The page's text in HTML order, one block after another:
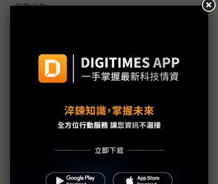
芒難消散
機器人競賽轉向平台戰 台廠搶攻具身智慧運算商機
評析：從電子書翻頁跨入AI與智慧移動 COMPUTEX
揭示電子紙下個十年
《不具名消息》SEP71從追星現場到獨家專訪——史
上最長、體感綿延3週的COMPUTEX幕後採訪紀實
中小企AI普及率僅11.9% 政府盼母雞帶小雞加速落